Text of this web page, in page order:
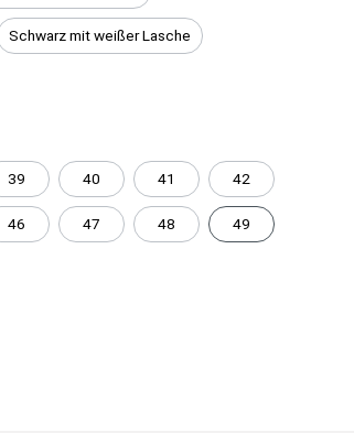
Schwarz mit weißer Lasche
39 40 41 42
46 47 48 49